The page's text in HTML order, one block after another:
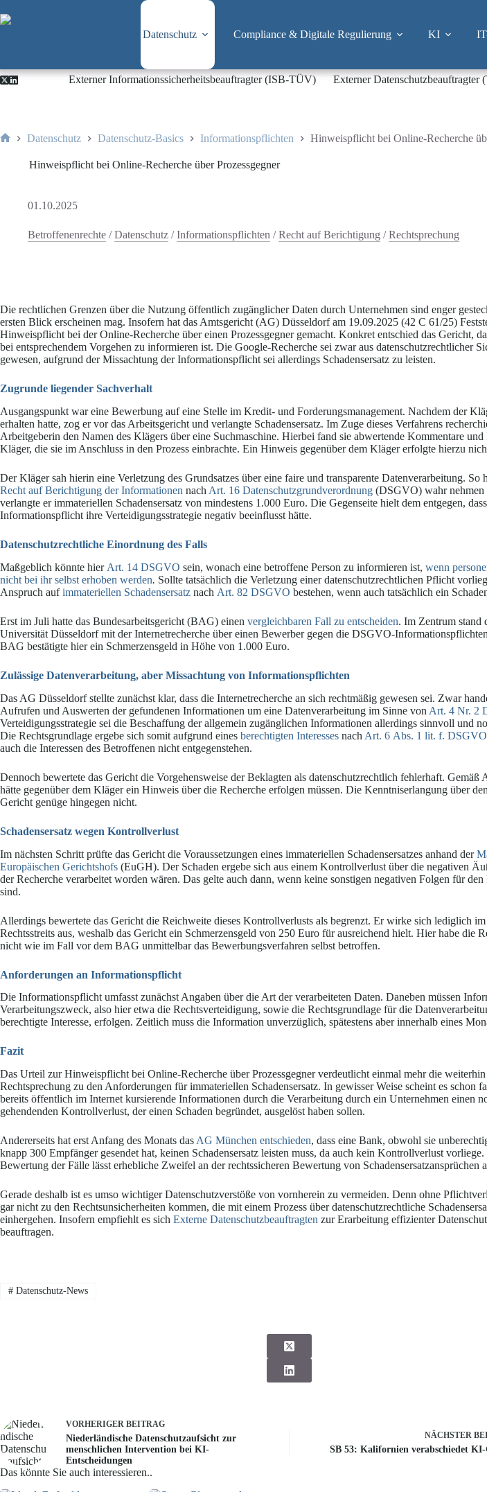
Inhalt
Datenschutz Compliance & Digitale Regulierung KI
Externer Informationssicherheitsbeauftragter (ISB-TÜV) Externer Datenschutzbeauftragter
Datenschutz Datenschutz-Basics Informationspflichten Hinweispflicht bei Online-Recherche
Hinweispflicht bei Online-Recherche über Prozessgegner
01.10.2025
Betroffenenrechte /Datenschutz /Informationspflichten /Recht auf Berichtigung /Rechtsprechung
Die rechtlichen Grenzen über die Nutzung öffentlich zugänglicher Daten durch Unternehmen sind enger
ersten Blick erscheinen mag. Insofern hat das Amtsgericht (AG) Düsseldorf am 19.09.2025 (42 C 61/25)
Hinweispflicht bei der Online-Recherche über einen Prozessgegner gemacht. Konkret entschied das Gericht,
bei entsprechendem Vorgehen zu informieren ist. Die Google-Recherche sei zwar aus datenschutzrechtlicher
gewesen, aufgrund der Missachtung der Informationspflicht sei allerdings Schadensersatz zu leisten.
Zugrunde liegender Sachverhalt
Ausgangspunkt war eine Bewerbung auf eine Stelle im Kredit- und Forderungsmanagement. Nachdem der
erhalten hatte, zog er vor das Arbeitsgericht und verlangte Schadensersatz. Im Zuge dieses Verfahrens
Arbeitgeberin den Namen des Klägers über eine Suchmaschine. Hierbei fand sie abwertende Kommentare und
Kläger, die sie im Anschluss in den Prozess einbrachte. Ein Hinweis gegenüber dem Kläger erfolgte hierzu
Der Kläger sah hierin eine Verletzung des Grundsatzes über eine faire und transparente Datenverarbeitung. So
Recht auf Berichtigung der Informationen nach Art. 16 Datenschutzgrundverordnung (DSGVO) wahr nehmen
verlangte er immateriellen Schadensersatz von mindestens 1.000 Euro. Die Gegenseite hielt dem entgegen,
Informationspflicht ihre Verteidigungsstrategie negativ beeinflusst hätte.
Datenschutzrechtliche Einordnung des Falls
Maßgeblich könnte hier Art. 14 DSGVO sein, wonach eine betroffene Person zu informieren ist, wenn
nicht bei ihr selbst erhoben werden. Sollte tatsächlich die Verletzung einer datenschutzrechtlichen Pflicht
Anspruch aufimmateriellen Schadensersatz nach Art. 82 DSGVO bestehen, wenn auch tatsächlich ein
Erst im Juli hatte das Bundesarbeitsgericht (BAG) einen vergleichbaren Fall zu entscheiden. Im Zentrum stand
Universität Düsseldorf mit der Internetrecherche über einen Bewerber gegen die DSGVO-
BAG bestätigte hier ein Schmerzensgeld in Höhe von 1.000 Euro.
Zulässige Datenverarbeitung, aber Missachtung von Informationspflichten
Das AG Düsseldorf stellte zunächst klar, dass die Internetrecherche an sich rechtmäßig gewesen sei. Zwar
Aufrufen und Auswerten der gefundenen Informationen um eine Datenverarbeitung im Sinne von Art. 4 Nr. 2
Verteidigungsstrategie sei die Beschaffung der allgemein zugänglichen Informationen allerdings sinnvoll und
Die Rechtsgrundlage ergebe sich somit aufgrund eines berechtigten Interesses nach Art. 6 Abs. 1 lit. f. DSGVO
auch die Interessen des Betroffenen nicht entgegenstehen.
Dennoch bewertete das Gericht die Vorgehensweise der Beklagten als datenschutzrechtlich fehlerhaft.
hätte gegenüber dem Kläger ein Hinweis über die Recherche erfolgen müssen. Die Kenntniserlangung über
Gericht genüge hingegen nicht.
Schadensersatz wegen Kontrollverlust
Im nächsten Schritt prüfte das Gericht die Voraussetzungen eines immateriellen Schadensersatzes anhand der
Europäischen Gerichtshofs (EuGH). Der Schaden ergebe sich aus einem Kontrollverlust über die negativen
der Recherche verarbeitet worden wären. Das gelte auch dann, wenn keine sonstigen negativen Folgen für den
sind.
Allerdings bewertete das Gericht die Reichweite dieses Kontrollverlusts als begrenzt. Er wirke sich lediglich im
Rechtsstreits aus, weshalb das Gericht ein Schmerzensgeld von 250 Euro für ausreichend hielt. Hier habe die
nicht wie im Fall vor dem BAG unmittelbar das Bewerbungsverfahren selbst betroffen.
Anforderungen an Informationspflicht
Die Informationspflicht umfasst zunächst Angaben über die Art der verarbeiteten Daten. Daneben müssen
Verarbeitungszweck, also hier etwa die Rechtsverteidigung, sowie die Rechtsgrundlage für die
berechtigte Interesse, erfolgen. Zeitlich muss die Information unverzüglich, spätestens aber innerhalb eines
Fazit
Das Urteil zur Hinweispflicht bei Online-Recherche über Prozessgegner verdeutlicht einmal mehr die
Rechtsprechung zu den Anforderungen für immateriellen Schadensersatz. In gewisser Weise scheint es schon
bereits öffentlich im Internet kursierende Informationen durch die Verarbeitung durch ein Unternehmen einen
gehendenden Kontrollverlust, der einen Schaden begründet, ausgelöst haben sollen.
Andererseits hat erst Anfang des Monats das AG München entschieden, dass eine Bank, obwohl sie
knapp 300 Empfänger gesendet hat, keinen Schadensersatz leisten muss, da auch kein Kontrollverlust
Bewertung der Fälle lässt erhebliche Zweifel an der rechtssicheren Bewertung von Schadensersatzansprüchen
Gerade deshalb ist es umso wichtiger Datenschutzverstöße von vornherein zu vermeiden. Denn ohne
gar nicht zu den Rechtsunsicherheiten kommen, die mit einem Prozess über datenschutzrechtliche
einhergehen. Insofern empfiehlt es sich Externe Datenschutzbeauftragten zur Erarbeitung effizienter
beauftragen.
#Datenschutz-News
VORHERIGER BEITRAG
Niederländische Datenschutzaufsicht zur
menschlichen Intervention bei KI-
Entscheidungen
NÄCHSTER
SB 53: Kalifornien verabschiedet KI-
Das könnte Sie auch interessieren..